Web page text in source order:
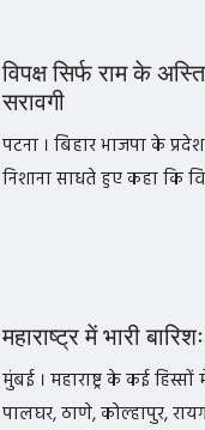
विपक्ष सिर्फ राम के
सरावगी
पटना । बिहार भाजपा के
निशाना साधते हुए कहा कि
महाराष्ट्र में भारी
मुंबई । महाराष्ट्र के कई
पालघर, ठाणे, कोल्हापुर,